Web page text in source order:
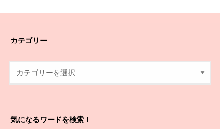
カテゴリー
気になるワードを検索！